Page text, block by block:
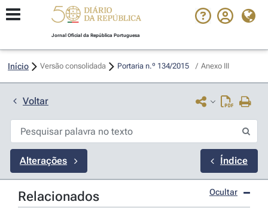
Jornal Oficial da República Portuguesa
Início Versão consolidada Portaria n.º 134/2015 / Anexo III
Voltar
Alterações Índice
Relacionados Ocultar